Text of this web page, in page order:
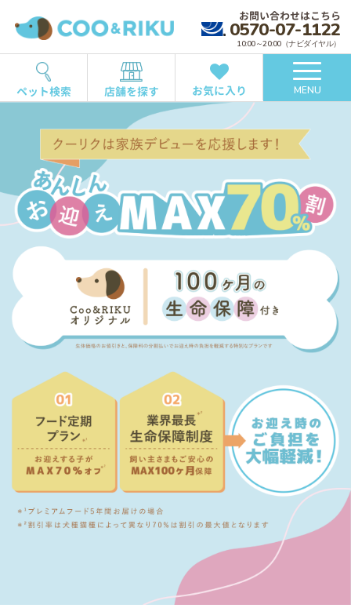
お問い合わせはこちら
0570-07-1122
10:00～20:00（ナビダイヤル）
ペット検索 店舗を探す お気に入り MENU